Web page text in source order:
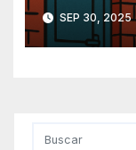
SEP 30, 2025